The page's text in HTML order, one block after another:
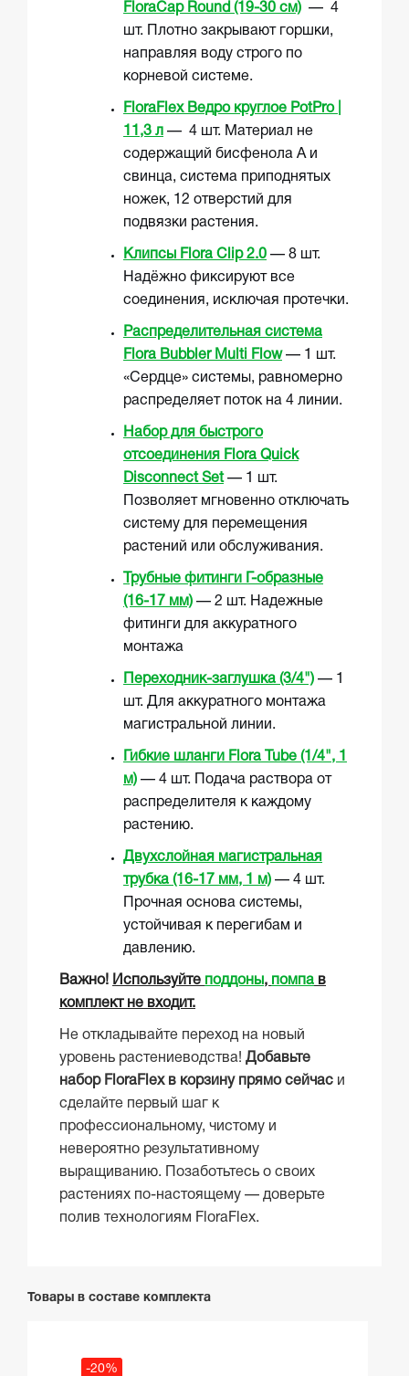
FloraCap Round (19-30 см) — 4
шт. Плотно закрывают горшки,
направляя воду строго по
корневой системе.
FloraFlex Ведро круглое PotPro |
11,3 л — 4 шт. Материал не
содержащий бисфенола А и
свинца, система приподнятых
ножек, 12 отверстий для
подвязки растения.
Клипсы Flora Clip 2.0 — 8 шт.
Надёжно фиксируют все
соединения, исключая протечки.
Распределительная система
Flora Bubbler Multi Flow— 1 шт.
«Сердце» системы, равномерно
распределяет поток на 4 линии.
Набор для быстрого
отсоединения Flora Quick
Disconnect Set— 1 шт.
Позволяет мгновенно отключать
систему для перемещения
растений или обслуживания.
Трубные фитинги Г-образные
(16-17 мм) — 2 шт. Надежные
фитинги для аккуратного
монтажа
Переходник-заглушка (3/4") — 1
шт. Для аккуратного монтажа
магистральной линии.
Гибкие шланги Flora Tube (1/4", 1
м) — 4 шт. Подача раствора от
распределителя к каждому
растению.
Двухслойная магистральная
трубка (16-17 мм, 1 м) — 4 шт.
Прочная основа системы,
устойчивая к перегибам и
давлению.
Важно! Используйте поддоны , помпа в
комплект не входит.
Не откладывайте переход на новый
уровень растениеводства! Добавьте
набор FloraFlex в корзину прямо сейчас и
сделайте первый шаг к
профессиональному, чистому и
невероятно результативному
выращиванию. Позаботьтесь о своих
растениях по-настоящему — доверьте
полив технологиям FloraFlex.
Товары в составе комплекта
-20%